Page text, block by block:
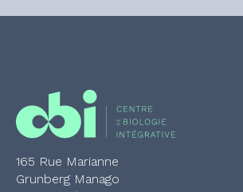
165 Rue Marianne
Grunberg Manago